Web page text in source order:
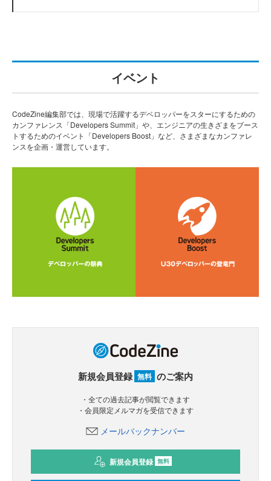
イベント
CodeZine編集部では、現場で活躍するデベロッパーをスターにするための
カンファレンス「Developers Summit」や、エンジニアの生きざまをブース
トするためのイベント「Developers Boost」など、さまざまなカンファレ
ンスを企画・運営しています。
新規会員登録 無料 のご案内
・全ての過去記事が閲覧できます
・会員限定メルマガを受信できます
メールバックナンバー
新規会員登録 無料